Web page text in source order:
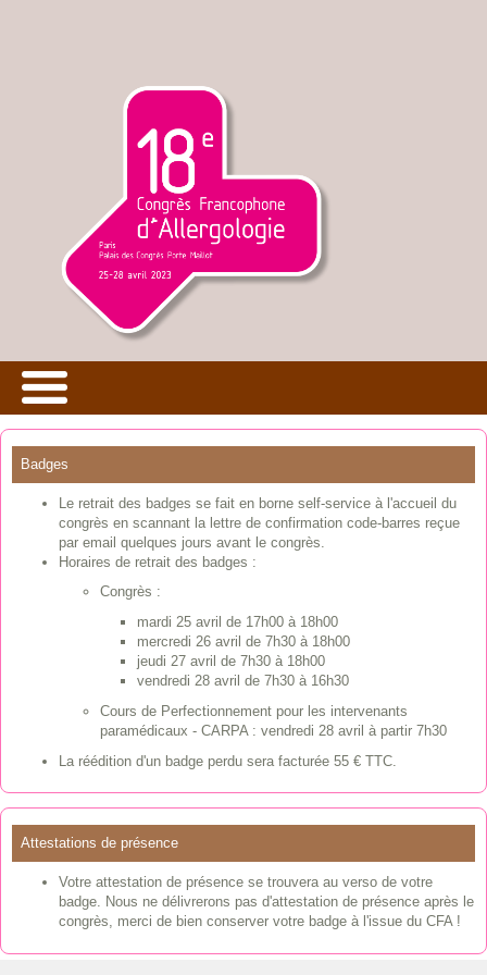
Badges
Le retrait des badges se fait en borne self-service à l'accueil du
congrès en scannant la lettre de confirmation code-barres reçue
par email quelques jours avant le congrès.
Horaires de retrait des badges :
Congrès :
mardi 25 avril de 17h00 à 18h00
mercredi 26 avril de 7h30 à 18h00
jeudi 27 avril de 7h30 à 18h00
vendredi 28 avril de 7h30 à 16h30
Cours de Perfectionnement pour les intervenants
paramédicaux - CARPA : vendredi 28 avril à partir 7h30
La réédition d'un badge perdu sera facturée 55 € TTC.
Attestations de présence
Votre attestation de présence se trouvera au verso de votre
badge. Nous ne délivrerons pas d'attestation de présence après le
congrès, merci de bien conserver votre badge à l'issue du CFA !